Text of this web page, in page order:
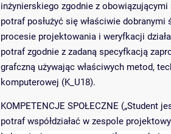
inżynierskiego zgodnie z obowiązującymi
potraf posłużyć się właściwie
procesie projektowania i weryfkacji
potraf zgodnie z zadaną specyfkacją
grafczną używając właściwych metod,
komputerowej (K_U18).
KOMPETENCJE SPOŁECZNE („Student
potraf współdziałać w zespole